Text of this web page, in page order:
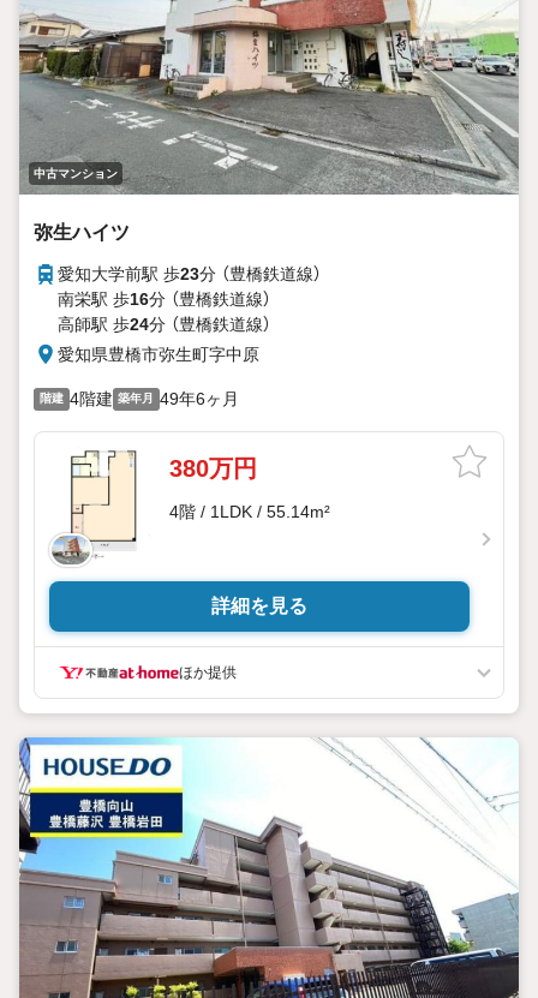
中古マンション
弥生ハイツ
愛知大学前駅 歩23分 （豊橋鉄道線）
南栄駅 歩16分 （豊橋鉄道線）
高師駅 歩24分 （豊橋鉄道線）
愛知県豊橋市弥生町字中原
階建 4階建 築年月 49年6ヶ月
380万円
4階 / 1LDK / 55.14m²
詳細を見る
ほか提供